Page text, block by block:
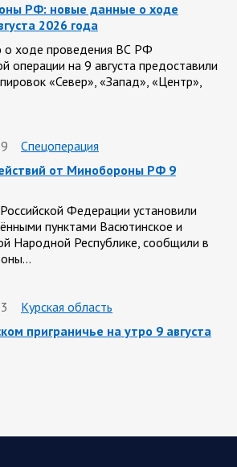
РФ: новые данные о ходе
2026 года
ходе проведения ВС РФ
операции на 9 августа предоставили
«Север», «Запад», «Центр»,
Спецоперация
от Минобороны РФ 9
Федерации установили
пунктами Васютинское и
Народной Республике, сообщили в
Курская область
приграничье на утро 9 августа